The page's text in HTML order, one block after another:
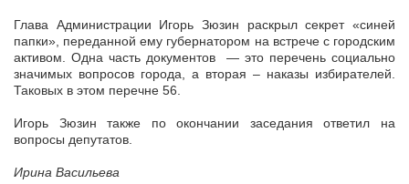
Глава Администрации Игорь Зюзин раскрыл секрет «синей
папки», переданной ему губернатором на встрече с городским
активом. Одна часть документов — это перечень социально
значимых вопросов города, а вторая – наказы избирателей.
Таковых в этом перечне 56.
Игорь Зюзин также по окончании заседания ответил на
вопросы депутатов.
Ирина Васильева